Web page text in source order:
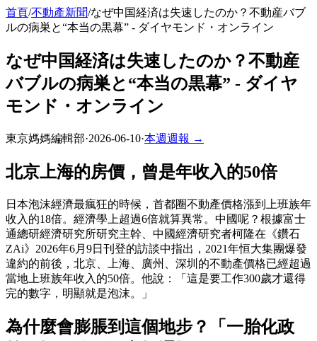
首頁/不動產新聞/なぜ中国経済は失速したのか？不動産バブ
ルの病巣と“本当の黒幕” - ダイヤモンド・オンライン
なぜ中国経済は失速したのか？不動産
バブルの病巣と“本当の黒幕” - ダイヤ
モンド・オンライン
東京媽媽編輯部·2026-06-10·本週週報 →
北京上海的房價，曾是年收入的50倍
日本泡沫經濟最瘋狂的時候，首都圈不動產價格漲到上班族年
收入的18倍。經濟學上超過6倍就算異常。中國呢？根據富士
通總研經濟研究所研究主幹、中國經濟研究者柯隆在《鑽石
ZAi》2026年6月9日刊登的訪談中指出，2021年恒大集團爆發
違約的前後，北京、上海、廣州、深圳的不動產價格已經超過
當地上班族年收入的50倍。他說：「這是要工作300歲才還得
完的數字，明顯就是泡沫。」
為什麼會膨脹到這個地步？「一胎化政